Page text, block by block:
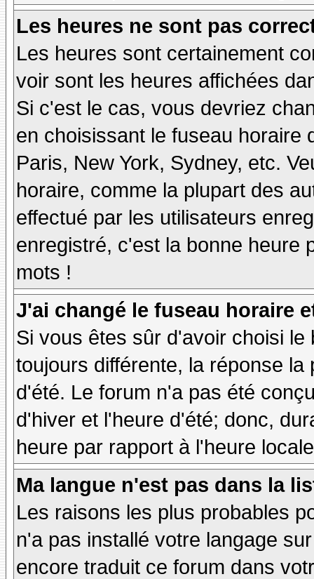
Les heures ne sont pas
Les heures sont certainement
voir sont les heures affichées
Si c'est le cas, vous devriez
en choisissant le fuseau horaire
Paris, New York, Sydney, etc.
horaire, comme la plupart des
effectué par les utilisateurs
enregistré, c'est la bonne heure
mots !
J'ai changé le fuseau horaire
Si vous êtes sûr d'avoir choisi
toujours différente, la réponse
d'été. Le forum n'a pas été
d'hiver et l'heure d'été; donc,
heure par rapport à l'heure
Ma langue n'est pas dans la
Les raisons les plus probables
n'a pas installé votre langage
encore traduit ce forum dans